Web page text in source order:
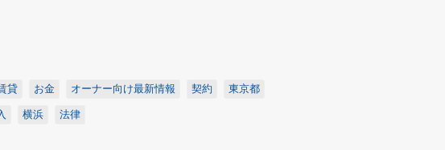
貸 お金 オーナー向け最新情報 契約 東京都
横浜 法律